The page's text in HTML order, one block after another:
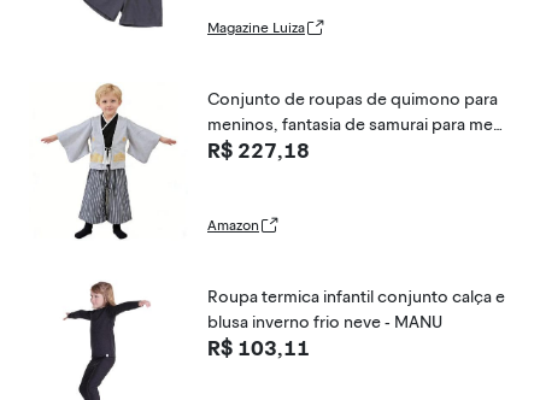
Magazine Luiza
Conjunto de roupas de quimono para
meninos, fantasia de samurai para meni
nas, guerreiro japonês, Halloween, cos
R$ 227,18
Amazon
Roupa termica infantil conjunto calça e
blusa inverno frio neve - MANU
R$ 103,11